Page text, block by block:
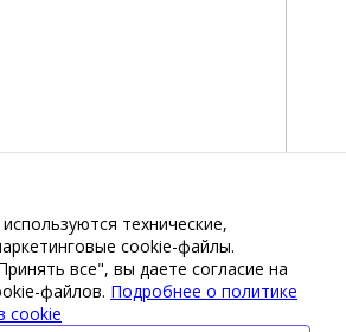
технические,
сооkіе-файлы.
все", вы даете согласие на
файлов. Подробнее о политике
cookie